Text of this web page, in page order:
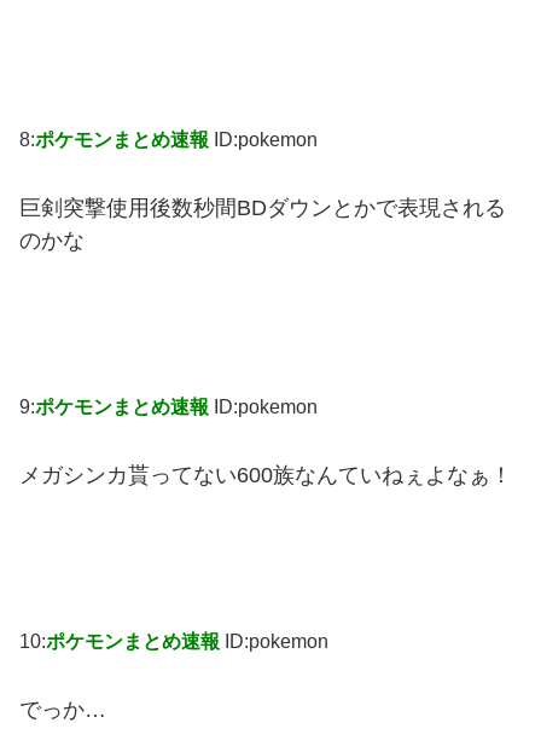
8:ポケモンまとめ速報 ID:pokemon
巨剣突撃使用後数秒間BDダウンとかで表現される
のかな
9:ポケモンまとめ速報 ID:pokemon
メガシンカ貰ってない600族なんていねぇよなぁ！
10:ポケモンまとめ速報 ID:pokemon
でっか…